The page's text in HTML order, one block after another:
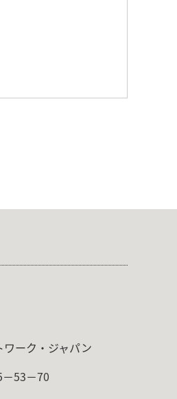
ーク・ジャパン
53－70